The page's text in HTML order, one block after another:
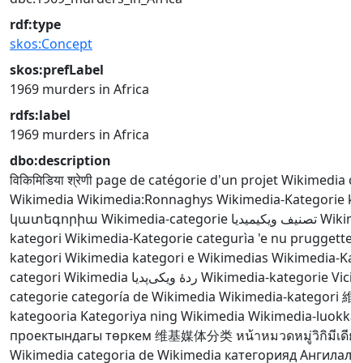
rdf:type
skos:Concept
skos:prefLabel
1969 murders in Africa
rdfs:label
1969 murders in Africa
dbo:description
विकिमिडिया श्रेणी page de catégorie d'un projet Wikimedia
Wikimedia Wikimedia:Ronnaghys Wikimedia-Kategorie
կատեգորիա Wikimedia-categorie تصنيف ويكيميديا
kategori Wikimedia-Kategorie categurìa 'e nu
kategori Wikimedia kategori e Wikimedias Wikimedia-
categori Wikimedia ردهٔ ویکی‌پدیا Wikimedia-kategorie
categorie categoría de Wikimedia Wikimedia-kategori
kategooria Kategoriya ning Wikimedia Wikimedia-
проектындагы төркем 维基媒体分类หน้าหมวดหมู่วิกิมีเดี
Wikimedia categoria de Wikimedia категорияд Ангилал